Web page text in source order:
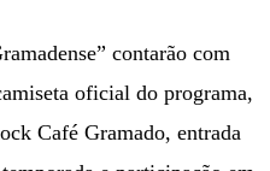
contarão com
oficial do programa,
Café Gramado, entrada